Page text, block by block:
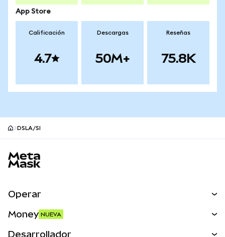
App Store
Calificación
4.7
Descargas
50M+
Reseñas
75.8K
DSLA/SI
Operar
Money NUEVA
Desarrollador